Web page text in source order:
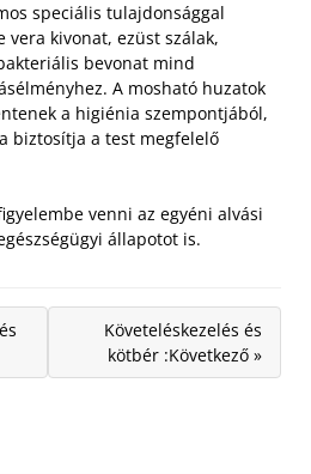
speciális tulajdonsággal
vera kivonat, ezüst szálak,
bevonat mind
A mosható huzatok
a higiénia szempontjából,
biztosítja a test megfelelő
venni az egyéni alvási
állapotot is.
Követeléskezelés és
kötbér :Következő »